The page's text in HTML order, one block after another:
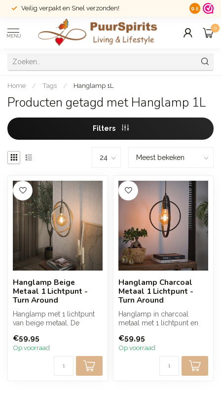
Veilig verpakt en Snel verzonden! 14 dagen
9.5
MENU
0
Home / Tags / Hanglamp 1L
Producten getagd met Hanglamp 1L
Filters
Hanglamp Beige
Metaal 1 Lichtpunt -
Turn Around
Hanglamp met 1 lichtpunt
van beige metaal. De
lamp een...
€59,95
Op voorraad
Hanglamp Charcoal
Metaal 1 Lichtpunt -
Turn Around
Hanglamp in charcoal
metaal met 1 lichtpunt en
warm e...
€59,95
Op voorraad